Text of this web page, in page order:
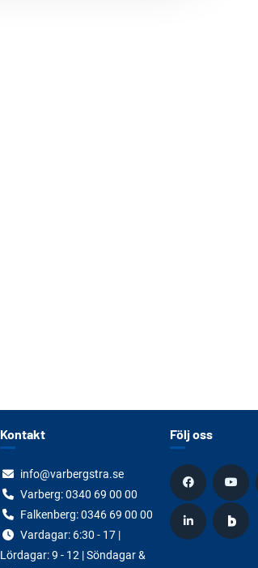
Kontakt
info@varbergstra.se
Varberg:0340 69 00 00
Falkenberg:0346 69 00 00
Vardagar: 6:30 - 17 |
Lördagar: 9 - 12 | Söndagar &
Följ oss